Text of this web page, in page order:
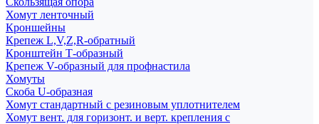
Хомут ленточный
Кроншейны
Крепеж L,V,Z,R-обратный
Кронштейн Т-образный
Крепеж V-образный для профнастила
Хомуты
Скоба U-образная
Хомут стандартный с резиновым уплотнителем
Хомут вент. для горизонт. и верт. крепления с